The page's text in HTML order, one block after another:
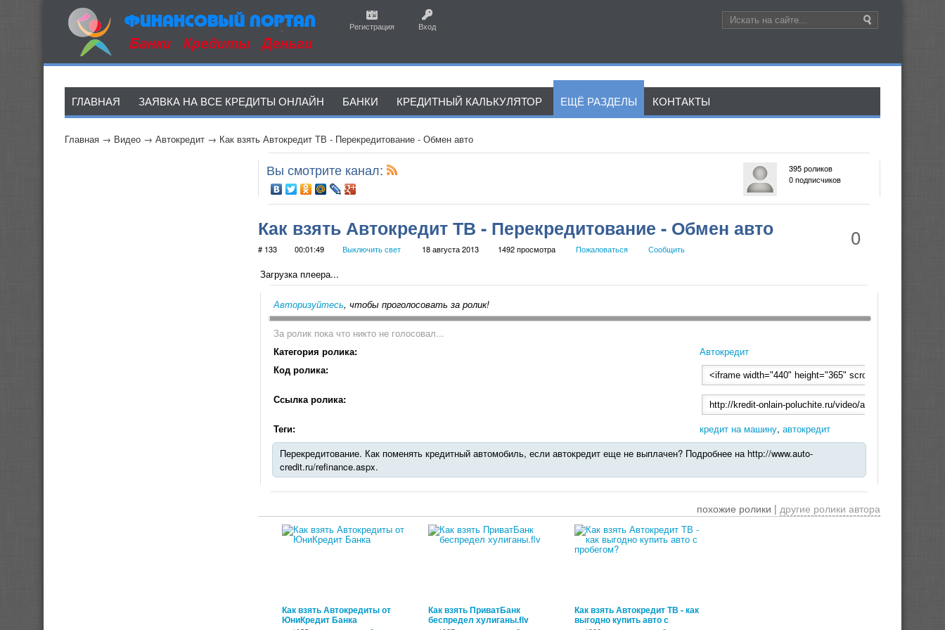
Регистрация Вход
ГЛАВНАЯ ЗАЯВКА НА ВСЕ КРЕДИТЫ ОНЛАЙН БАНКИ КРЕДИТНЫЙ КАЛЬКУЛЯТОР ЕЩЁ РАЗДЕЛЫ КОНТАКТЫ
Главная → Видео → Автокредит → Как взять Автокредит ТВ - Перекредитование - Обмен авто
Вы смотрите канал:
395 роликов
0 подписчиков
0
Как взять Автокредит ТВ - Перекредитование - Обмен авто
# 133 00:01:49 Выключить свет 18 августа 2013 1492 просмотра Пожаловаться Сообщить
Загрузка плеера...
Авторизуйтесь, чтобы проголосовать за ролик!
За ролик пока что никто не голосовал...
Категория ролика:
Автокредит
Код ролика:
Ссылка ролика:
Теги: кредит на машину, автокредит
Перекредитование. Как поменять кредитный автомобиль, если автокредит еще не выплачен? Подробнее на http://www.auto-
credit.ru/refinance.aspx.
похожие ролики | другие ролики автора
Как взять Автокредиты от
ЮниКредит Банка
Как взять ПриватБанк
беспредел хулиганы.flv
Как взять Автокредит ТВ - как
выгодно купить авто с